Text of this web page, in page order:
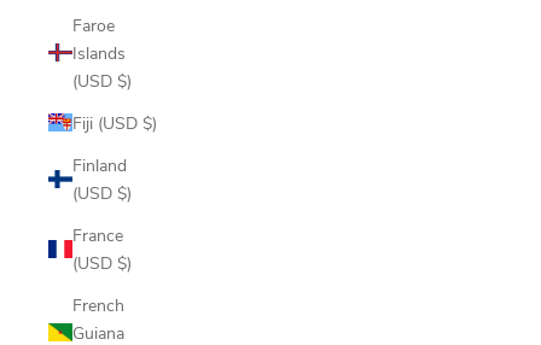
Faroe
Islands
(USD $)
Fiji (USD $)
Finland
(USD $)
France
(USD $)
French
Guiana